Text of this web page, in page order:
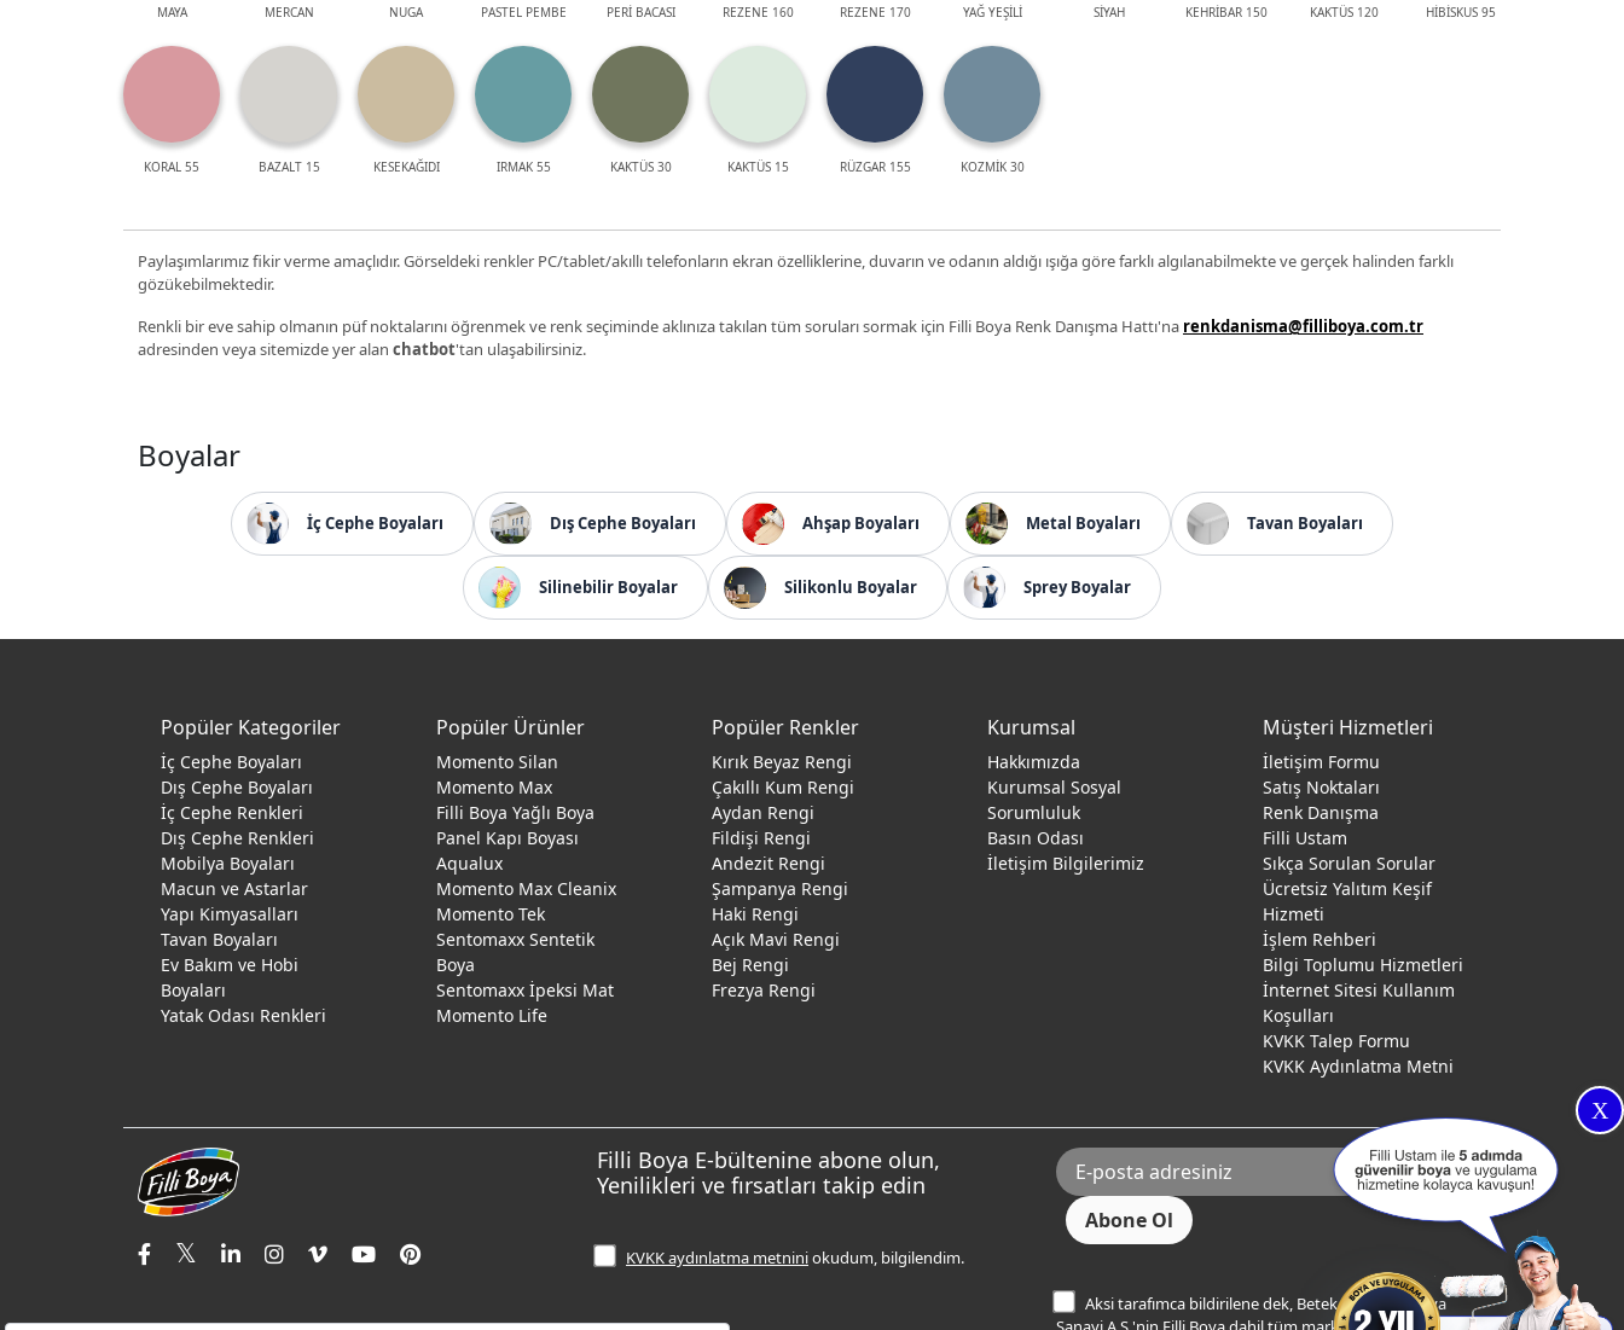
MAYA MERCAN NUGA PASTEL PEMBE PERİ BACASI REZENE 160 REZENE 170 YAĞ YEŞİLİ SİYAH KEHRİBAR 150 KAKTÜS 120 HİBİSKUS 95
KORAL 55 BAZALT 15 KESEKAĞIDI IRMAK 55 KAKTÜS 30 KAKTÜS 15 RÜZGAR 155 KOZMİK 30
Paylaşımlarımız fikir verme amaçlıdır. Görseldeki renkler PC/tablet/akıllı telefonların ekran özelliklerine, duvarın ve odanın aldığı ışığa göre farklı algılanabilmekte ve gerçek halinden farklı
gözükebilmektedir.
Renkli bir eve sahip olmanın püf noktalarını öğrenmek ve renk seçiminde aklınıza takılan tüm soruları sormak için Filli Boya Renk Danışma Hattı'na renkdanisma@filliboya.com.tr
adresinden veya sitemizde yer alan chatbot'tan ulaşabilirsiniz.
Boyalar
İç Cephe Boyaları Dış Cephe Boyaları Ahşap Boyaları Metal Boyaları Tavan Boyaları
Silinebilir Boyalar Silikonlu Boyalar Sprey Boyalar
X
Popüler Kategoriler
İç Cephe Boyaları
Dış Cephe Boyaları
İç Cephe Renkleri
Dış Cephe Renkleri
Mobilya Boyaları
Macun ve Astarlar
Yapı Kimyasalları
Tavan Boyaları
Ev Bakım ve Hobi
Boyaları
Yatak Odası Renkleri
Popüler Ürünler
Momento Silan
Momento Max
Filli Boya Yağlı Boya
Panel Kapı Boyası
Aqualux
Momento Max Cleanix
Momento Tek
Sentomaxx Sentetik
Boya
Sentomaxx İpeksi Mat
Momento Life
Popüler Renkler
Kırık Beyaz Rengi
Çakıllı Kum Rengi
Aydan Rengi
Fildişi Rengi
Andezit Rengi
Şampanya Rengi
Haki Rengi
Açık Mavi Rengi
Bej Rengi
Frezya Rengi
Kurumsal
Hakkımızda
Kurumsal Sosyal
Sorumluluk
Basın Odası
İletişim Bilgilerimiz
Müşteri Hizmetleri
İletişim Formu
Satış Noktaları
Renk Danışma
Filli Ustam
Sıkça Sorulan Sorular
Ücretsiz Yalıtım Keşif
Hizmeti
İşlem Rehberi
Bilgi Toplumu Hizmetleri
İnternet Sitesi Kullanım
Koşulları
KVKK Talep Formu
KVKK Aydınlatma Metni
Filli Boya E-bültenine abone olun,
Yenilikleri ve fırsatları takip edin
KVKK aydınlatma metniniokudum, bilgilendim.
Aksi tarafımca bildirilene dek, Betek Boya ve Kimya